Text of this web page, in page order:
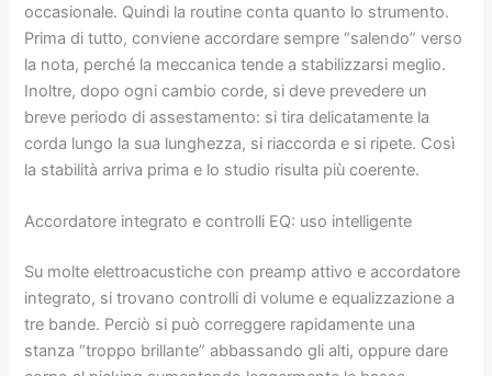
occasionale. Quindi la routine conta quanto lo strumento.
Prima di tutto, conviene accordare sempre “salendo” verso
la nota, perché la meccanica tende a stabilizzarsi meglio.
Inoltre, dopo ogni cambio corde, si deve prevedere un
breve periodo di assestamento: si tira delicatamente la
corda lungo la sua lunghezza, si riaccorda e si ripete. Così
la stabilità arriva prima e lo studio risulta più coerente.
Accordatore integrato e controlli EQ: uso intelligente
Su molte elettroacustiche con preamp attivo e accordatore
integrato, si trovano controlli di volume e equalizzazione a
tre bande. Perciò si può correggere rapidamente una
stanza “troppo brillante” abbassando gli alti, oppure dare